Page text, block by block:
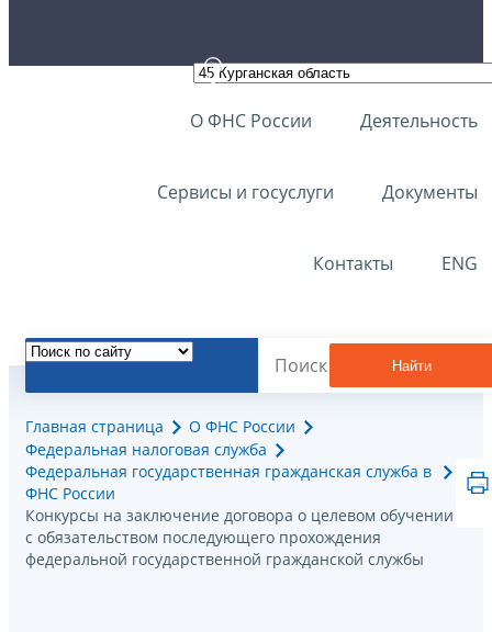
О ФНС России Деятельность
Сервисы и госуслуги Документы
Контакты ENG
Найти
Главная страница
О ФНС России
Федеральная налоговая служба
Федеральная государственная гражданская служба в
ФНС России
Конкурсы на заключение договора о целевом обучении
с обязательством последующего прохождения
федеральной государственной гражданской службы